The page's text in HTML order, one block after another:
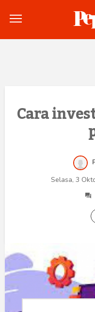
Politik
Internasional
Tekno
Gaya
Cara
Selasa, 3